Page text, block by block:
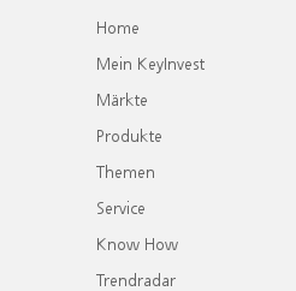
Home
Mein KeyInvest
Märkte
Produkte
Themen
Service
Know How
Trendradar